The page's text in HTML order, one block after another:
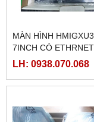
MÀN HÌNH
7INCH CÓ ETHRNET
LH: 0938.070.068